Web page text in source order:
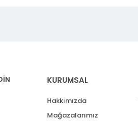
KURUMSAL
Hakkımızda
Mağazalarımız